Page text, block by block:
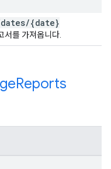
dates/{date}
서를 가져옵니다.
Reports